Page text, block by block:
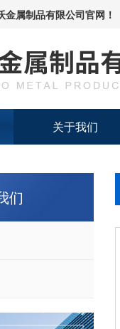
金属制品有限公司官网！
关于我们
们